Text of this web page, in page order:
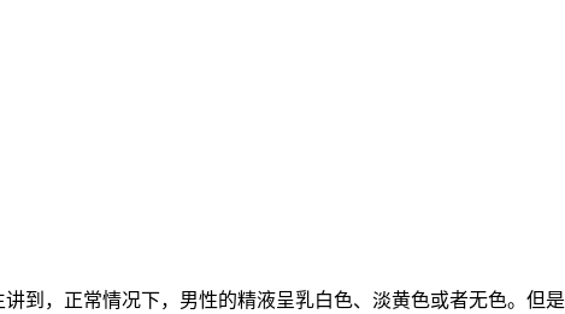
，正常情况下，男性的精液呈乳白色、淡黄色或者无色。但